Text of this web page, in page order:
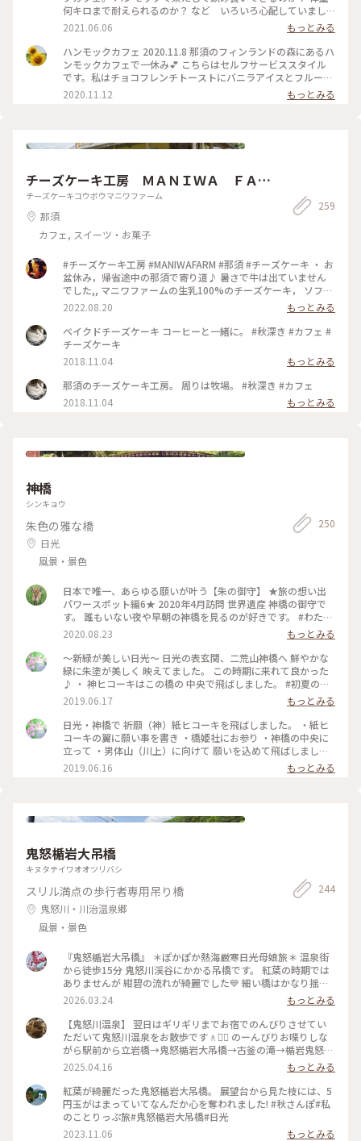
何キロまで耐えられるのか？ など いろいろ心配していまし
たが、ハンモックの座り心地はなかなか快適でした☺️ 椅子も
あるので どちらに座っても大丈夫。 わんちゃん連れOKのフ
ロアもあり、わんちゃんとゆらゆらくつろいでいる人もいまし
た。 #自然にふれる #ことりっぷ栃木 #那須 #カフェ #ハンモッ
クカフェ#フィンランドの森
2021.06.06
もっとみる
ハンモックカフェ 2020.11.8 那須のフィンランドの森にあるハ
ンモックカフェで一休み💕 こちらはセルフサービススタイル
です。私はチョコフレンチトーストにバニラアイスとフルーツ
と添えたもの、夫はトマトパスタです😊 入口近くに可愛いコ
ーナーがあって、雑貨を売ってるのかな？と思ったら、カトラ
た😆 カフェのあとは、フィンランドの森にあるお店でチーズ
💕 #フィンランドの森 #ハンモックカフェ #ハンモック #カフ
ェ #那須 #栃木
2020.11.12 もっとみる
チーズケーキ工房 ＭＡＮＩＷＡ ＦＡＲ
Ｍ
チーズケーキコウボウマニワファーム
那須
カフェ, スイーツ・お菓子
259
#チーズケーキ工房 #MANIWAFARM #那須 #チーズケーキ ・ お
盆休み，帰省途中の那須で寄り道♪ 暑さで牛は出ていません
でした,, マニワファームの生乳100%のチーズケーキ， ソフト
クリームはコクがあり， サッパリしていて美味しい♡
2022.08.20
もっとみる
ベイクドチーズケーキ コーヒーと一緒に。 #秋深き #カフェ #
チーズケーキ
2018.11.04
もっとみる
那須のチーズケーキ工房。 周りは牧場。 #秋深き #カフェ
2018.11.04
もっとみる
神橋
シンキョウ
朱色の雅な橋
日光
風景・景色
250
日本で唯一、あらゆる願いが叶う【朱の御守】 ★旅の想い出
パワースポット編6★ 2020年4月訪問 世界遺産 神橋の御守で
す。 誰もいない夜や早朝の神橋を見るのが好きです。 #わたし
の旅 #旅の想い出 #神橋 #日光 #御守 #朱の御守 #世界遺産 #ラ
イトアップ #橋
2020.08.23
もっとみる
〜新緑が美しい日光〜 日光の表玄関、二荒山神橋へ 鮮やかな
緑に朱塗が美しく 映えてました。 この時期に来れて良かった
♪ ・ 神ヒコーキはこの橋の 中央で飛ばしました。 #初夏の彩
り #夏旅2019 #日光#日光ことりっぷ#二荒山神橋#神橋
2019.06.17
もっとみる
日光・神橋で 祈願（神）紙ヒコーキを飛ばしました。 ・紙ヒ
コーキの翼に願い事を書き ・橋姫社にお参り ・神橋の中央に
立って ・男体山（川上）に向けて 願いを込めて飛ばしました
・ 願いが叶うといいな。 ・ 紙ヒコーキは一機¥100です。
（水に溶ける素材） #初夏の彩り #日光#ことりっぷ日光#日光
2019.06.16 もっとみる
鬼怒楯岩大吊橋
キヌタテイワオオツリバシ
スリル満点の歩行者専用吊り橋
鬼怒川・川治温泉郷
風景・景色
244
『鬼怒楯岩大吊橋』 ＊ぽかぽか熱海厳寒日光母娘旅＊ 温泉街
から徒歩15分 鬼怒川渓谷にかかる吊橋です。 紅葉の時期では
ありませんが 紺碧の流れが綺麗でした💙 細い橋はかなり揺れ
ます🤣 渓谷を吹く風が強くて 凍える寒さでした🥶 宇都宮と違
いやはり日光へ来ると 寒さ厳しかったです💦 ・ ・ #ちいさな
列車旅 #ぽかぽか熱海厳寒日光母娘旅 #母娘旅 #ことりっぷ日
光 #ことりっぷ栃木 #ドライブ #日光ドライブ #鬼怒楯岩大吊
橋 #吊橋 #橋 #鬼怒川温泉 #鬼怒川 #日光 #日光市 #栃木県 #栃
2026.03.24
もっとみる
【鬼怒川温泉】 翌日はギリギリまでお宿でのんびりさせてい
ただいて鬼怒川温泉をお散歩です🚶🚶‍♂️ のーんびりお喋りしな
がら駅前から立岩橋→鬼怒楯岩大吊橋→古釜の滝→楯岩鬼怒姫
神社→鬼怒川駅前広場の足湯 鬼怒太の湯と温泉街を小さくく
るっとしてきました👣 私たち以外にもちらほらお散歩をする
人たちもいて みなさんのんびりとした時間を楽しまれていま
した🥰 スポットは奇跡的に青空がのぞいた一枚が撮れた📸鬼
怒楯大岩吊橋にしてあります📍 （2025.3.30） #温泉 #温泉街
#鬼 #吊橋 #滝 #お散歩 #鬼怒川温泉 #鬼怒川 #雪の日光鬼怒川
2025.04.16
もっとみる
紅葉が綺麗だった鬼怒楯岩大吊橋。 展望台から見た枝には、5
円玉がはまっていてなんだか心を奪われました! #秋さんぽ#私
のことりっぷ旅#鬼怒楯岩大吊橋#日光
2023.11.06
もっとみる